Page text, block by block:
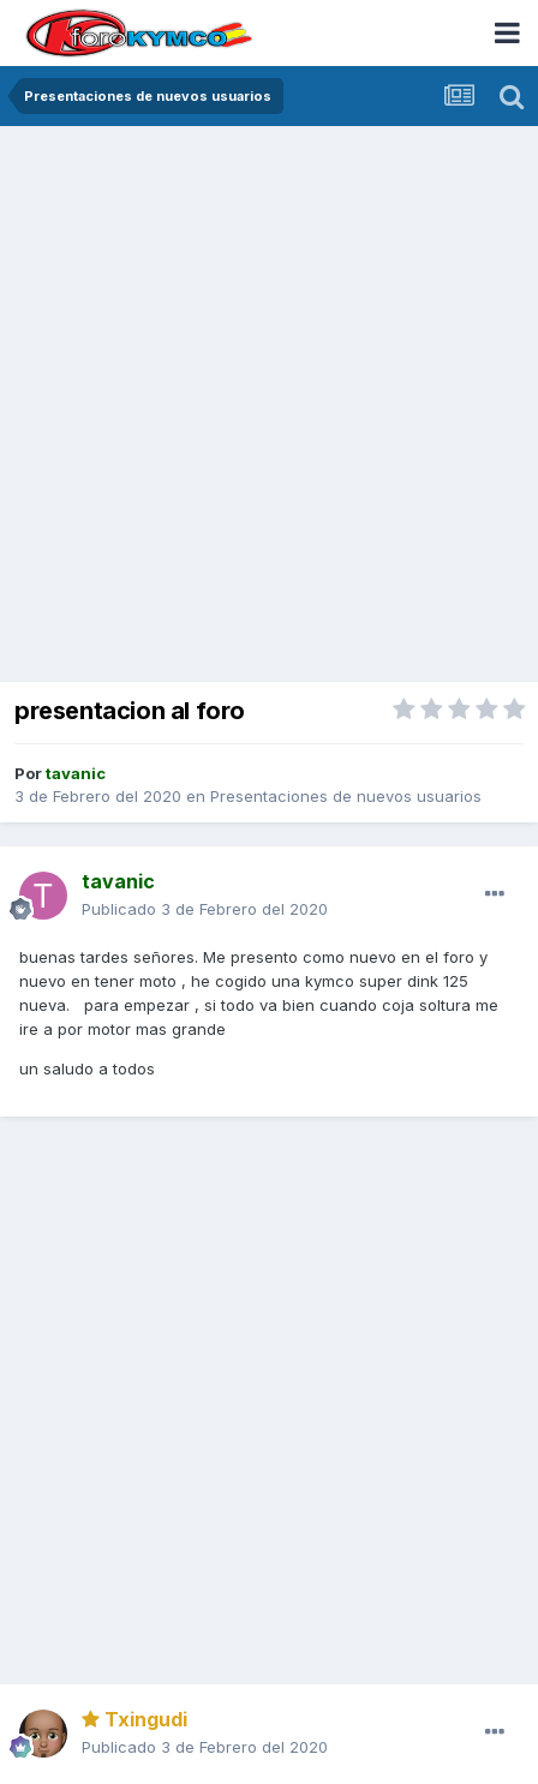
Presentaciones de nuevos usuarios
presentacion al foro
Portavanic
3 de Febrero del 2020 en Presentaciones de nuevos usuarios
tavanic
Publicado 3 de Febrero del 2020
buenas tardes señores. Me presento como nuevo en el foro y
nuevo en tener moto , he cogido una kymco super dink 125
nueva. para empezar , si todo va bien cuando coja soltura me
ire a por motor mas grande
un saludo a todos
Txingudi
Publicado 3 de Febrero del 2020